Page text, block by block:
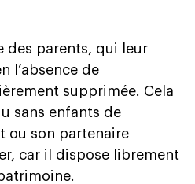
des parents, qui leur
l’absence de
supprimée. Cela
sans enfants de
ou son partenaire
car il dispose librement